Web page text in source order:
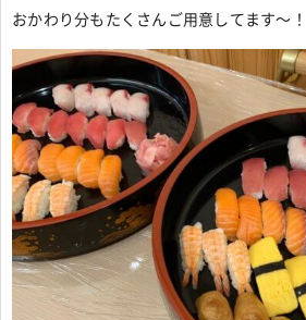
おかわり分もたくさんご用意してます～！